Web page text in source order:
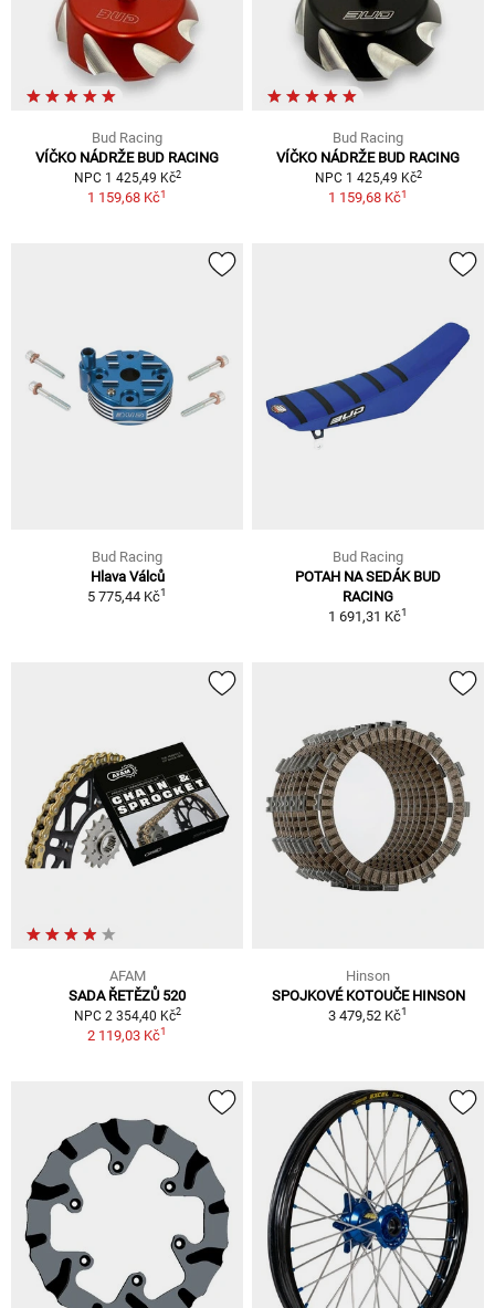
Bud Racing
VÍČKO NÁDRŽE BUD RACING
NPC 1 425,49 Kč2
1 159,68 Kč1
Bud Racing
VÍČKO NÁDRŽE BUD RACING
NPC 1 425,49 Kč2
1 159,68 Kč1
Bud Racing
Hlava Válců
5 775,44 Kč1
Bud Racing
POTAH NA SEDÁK BUD
RACING
1 691,31 Kč1
AFAM
SADA ŘETĚZŮ 520
NPC 2 354,40 Kč2
2 119,03 Kč1
Hinson
SPOJKOVÉ KOTOUČE HINSON
3 479,52 Kč1